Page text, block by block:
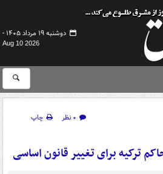
دوشنبه ۱۹ مرداد ۱۴۰۵ -
Aug 10 2026
۰ نظر
چاپ
ترکیه برای تغییر قانون اساسی